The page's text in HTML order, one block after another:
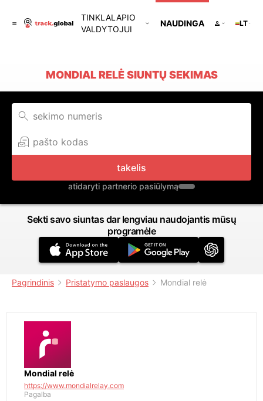
TINKLALAPIO
VALDYTOJUI
NAUDINGA LT
MONDIAL RELĖ SIUNTŲ SEKIMAS
takelis
atidaryti partnerio pasiūlymą
Sekti savo siuntas dar lengviau naudojantis mūsų
programėle
Pagrindinis Pristatymo paslaugos Mondial relė
Mondial relė
https://www.mondialrelay.com
Pagalba